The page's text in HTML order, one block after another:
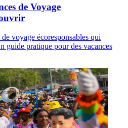
de Voyage
voyage écoresponsables qui
guide pratique pour des vacances